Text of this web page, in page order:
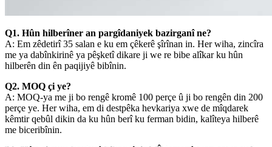
Q1. Hûn hilberîner an pargîdaniyek bazirganî ne?
A: Em zêdetirî 35 salan e ku em çêkerê şîrînan in. Her wiha, zincîra
me ya dabînkirinê ya pêşketî dikare ji we re bibe alîkar ku hûn
hilberên din ên paqijiyê bibînin.
Q2. MOQ çi ye?
A: MOQ-ya me ji bo rengê kromê 100 perçe û ji bo rengên din 200
perçe ye. Her wiha, em di destpêka hevkariya xwe de mîqdarek
kêmtir qebûl dikin da ku hûn berî ku ferman bidin, kalîteya hilberê
me biceribînin.